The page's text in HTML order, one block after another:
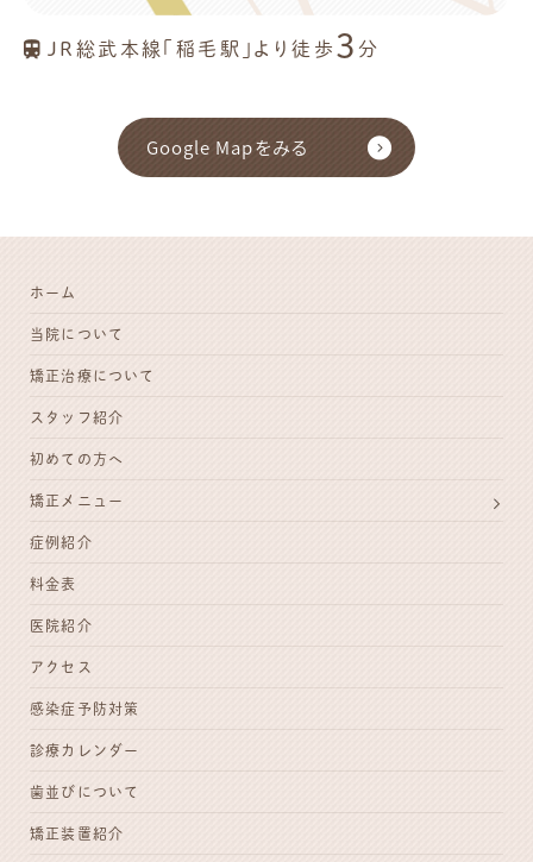
JR総武本線「稲毛駅」より徒歩 3分
Google Mapをみる
ホーム
当院について
矯正治療について
スタッフ紹介
初めての方へ
矯正メニュー
症例紹介
料金表
医院紹介
アクセス
感染症予防対策
診療カレンダー
歯並びについて
矯正装置紹介